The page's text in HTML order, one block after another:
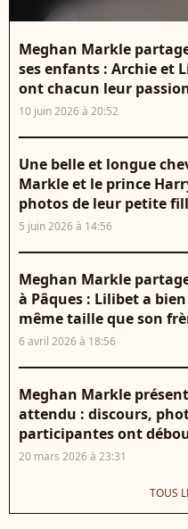
Meghan Markle
ses enfants : Archie et
ont chacun leur
10 juin 2026 à 20:52
Une belle et longue
Markle et le prince
photos de leur petite
5 juin 2026 à 14:56
Meghan Markle
à Pâques : Lilibet a
même taille que son
6 avril 2026 à 18:56
Meghan Markle
attendu : discours,
participantes ont
20 mars 2026 à 23:31
TOUS